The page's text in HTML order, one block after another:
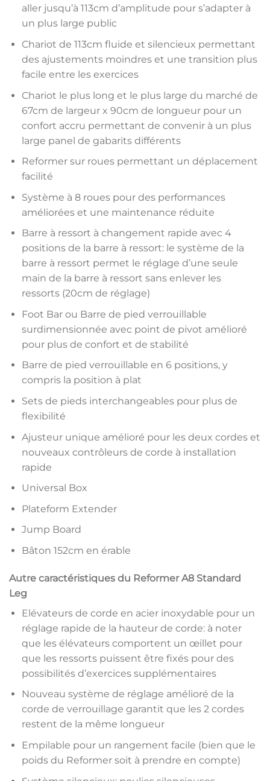
aller jusqu’à 113cm d’amplitude pour s’adapter à
un plus large public
Chariot de 113cm fluide et silencieux permettant
des ajustements moindres et une transition plus
facile entre les exercices
Chariot le plus long et le plus large du marché de
67cm de largeur x 90cm de longueur pour un
confort accru permettant de convenir à un plus
large panel de gabarits différents
Reformer sur roues permettant un déplacement
facilité
Système à 8 roues pour des performances
améliorées et une maintenance réduite
Barre à ressort à changement rapide avec 4
positions de la barre à ressort: le système de la
barre à ressort permet le réglage d’une seule
main de la barre à ressort sans enlever les
ressorts (20cm de réglage)
Foot Bar ou Barre de pied verrouillable
surdimensionnée avec point de pivot amélioré
pour plus de confort et de stabilité
Barre de pied verrouillable en 6 positions, y
compris la position à plat
Sets de pieds interchangeables pour plus de
flexibilité
Ajusteur unique amélioré pour les deux cordes et
nouveaux contrôleurs de corde à installation
rapide
Universal Box
Plateform Extender
Jump Board
Bâton 152cm en érable
Autre caractéristiques du Reformer A8 Standard
Leg
Elévateurs de corde en acier inoxydable pour un
réglage rapide de la hauteur de corde: à noter
que les élévateurs comportent un œillet pour
que les ressorts puissent être fixés pour des
possibilités d’exercices supplémentaires
Nouveau système de réglage amélioré de la
corde de verrouillage garantit que les 2 cordes
restent de la même longueur
Empilable pour un rangement facile (bien que le
poids du Reformer soit à prendre en compte)